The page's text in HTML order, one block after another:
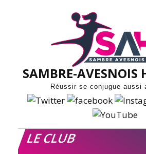
SAMBRE-AVESNOIS
Réussir se conjugue aussi
LE CLUB